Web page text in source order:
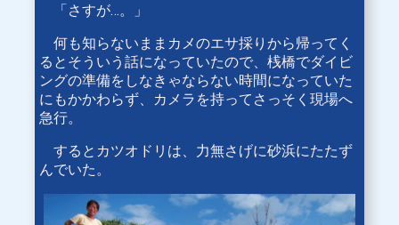
「さすが…。」
何も知らないままカメのエサ採りから帰ってく
るとそういう話になっていたので、桟橋でダイビ
ングの準備をしなきゃならない時間になっていた
にもかかわらず、カメラを持ってさっそく現場へ
急行。
するとカツオドリは、力無さげに砂浜にたたず
んでいた。